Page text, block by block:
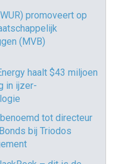
promoveert op
(MVB)
haalt $43 miljoen
in ijzer-
tot directeur
bij Triodos